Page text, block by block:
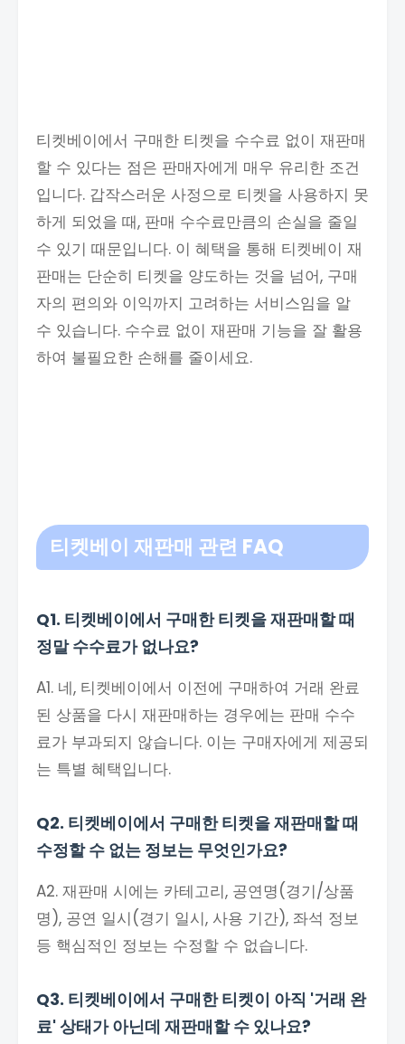
티켓베이에서 구매한 티켓을 수수료 없이 재판매
할 수 있다는 점은 판매자에게 매우 유리한 조건
입니다. 갑작스러운 사정으로 티켓을 사용하지 못
하게 되었을 때, 판매 수수료만큼의 손실을 줄일
수 있기 때문입니다. 이 혜택을 통해 티켓베이 재
판매는 단순히 티켓을 양도하는 것을 넘어, 구매
자의 편의와 이익까지 고려하는 서비스임을 알
수 있습니다. 수수료 없이 재판매 기능을 잘 활용
하여 불필요한 손해를 줄이세요.
티켓베이 재판매 관련 FAQ
Q1. 티켓베이에서 구매한 티켓을 재판매할 때
정말 수수료가 없나요?
A1. 네, 티켓베이에서 이전에 구매하여 거래 완료
된 상품을 다시 재판매하는 경우에는 판매 수수
료가 부과되지 않습니다. 이는 구매자에게 제공되
는 특별 혜택입니다.
Q2. 티켓베이에서 구매한 티켓을 재판매할 때
수정할 수 없는 정보는 무엇인가요?
A2. 재판매 시에는 카테고리, 공연명(경기/상품
명), 공연 일시(경기 일시, 사용 기간), 좌석 정보
등 핵심적인 정보는 수정할 수 없습니다.
Q3. 티켓베이에서 구매한 티켓이 아직 '거래 완
료' 상태가 아닌데 재판매할 수 있나요?